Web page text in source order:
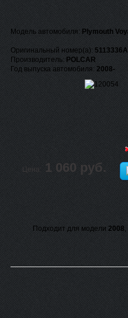
Модель автомобиля: Plymouth
Оригинальный номер(а):
Производитель: POLCAR
Год выпуска автомобиля: 2008-
Цена: 1 060 руб.
Подходит для модели 2008,